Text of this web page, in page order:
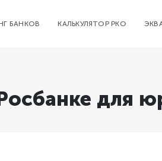
БАНКОВ КАЛЬКУЛЯТОР РКО
для